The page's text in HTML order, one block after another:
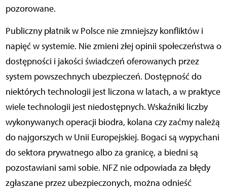
pozorowane.
Publiczny płatnik w Polsce nie zmniejszy konfliktów i
napięć w systemie. Nie zmieni złej opinii społeczeństwa o
dostępności i jakości świadczeń oferowanych przez
system powszechnych ubezpieczeń. Dostępność do
niektórych technologii jest liczona w latach, a w praktyce
wiele technologii jest niedostępnych. Wskaźniki liczby
wykonywanych operacji biodra, kolana czy zaćmy należą
do najgorszych w Unii Europejskiej. Bogaci są wypychani
do sektora prywatnego albo za granicę, a biedni są
pozostawiani sami sobie. NFZ nie odpowiada za błędy
zgłaszane przez ubezpieczonych, można odnieść